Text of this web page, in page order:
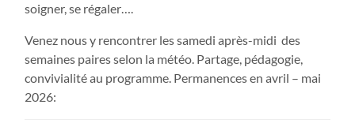
soigner, se régaler….
Venez nous y rencontrer les samedi après-midi des
semaines paires selon la météo. Partage, pédagogie,
convivialité au programme. Permanences en avril – mai
2026: